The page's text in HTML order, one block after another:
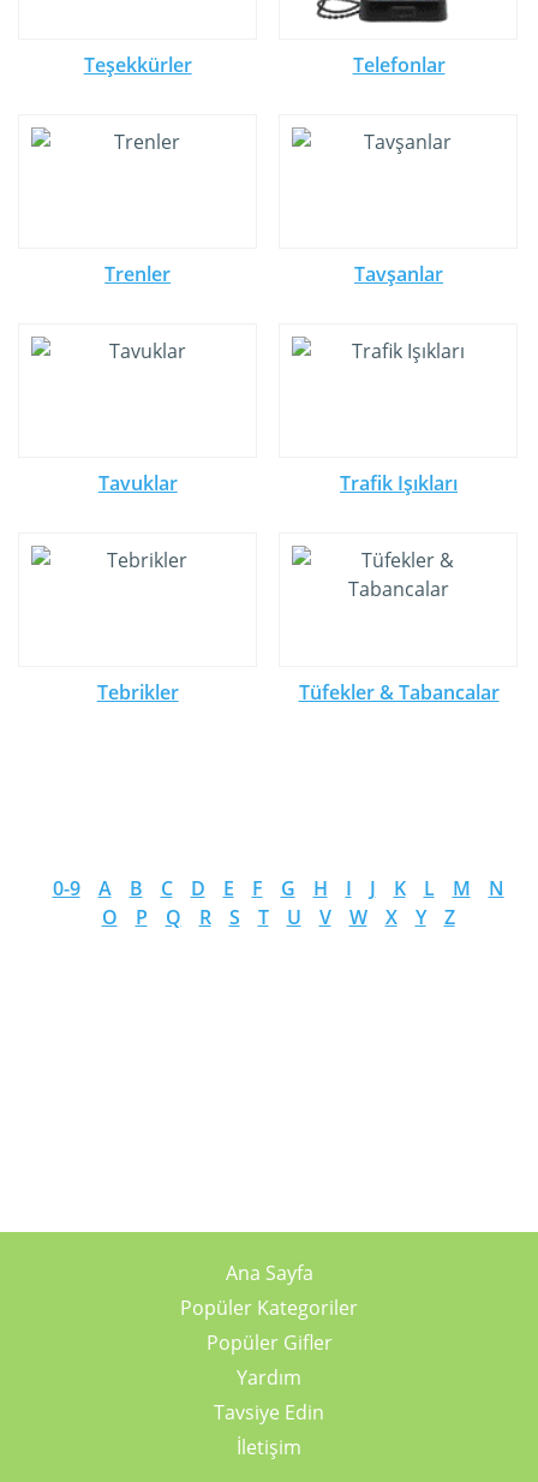
Teşekkürler Telefonlar
Trenler Tavşanlar
Tavuklar Trafik Işıkları
Tebrikler Tüfekler & Tabancalar
0-9 A B C D E F G H I J K L M
N
O
P Q R S T U V W X Y Z
Ana Sayfa
Popüler Kategoriler
Popüler Gifler
Yardım
Tavsiye Edin
İletişim